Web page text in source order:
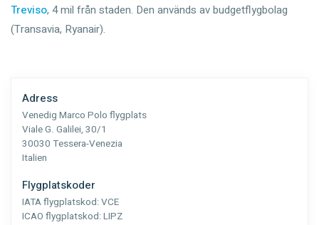
Treviso, 4 mil från staden. Den används av budgetflygbolag
(Transavia, Ryanair).
Adress
Venedig Marco Polo flygplats
Viale G. Galilei, 30/1
30030 Tessera-Venezia
Italien
Flygplatskoder
IATA flygplatskod:VCE
ICAO flygplatskod:LIPZ